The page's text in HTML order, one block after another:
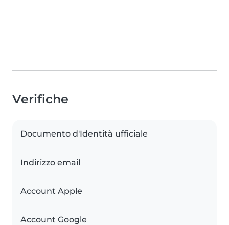
Verifiche
Documento d'Identità ufficiale
Indirizzo email
Account Apple
Account Google